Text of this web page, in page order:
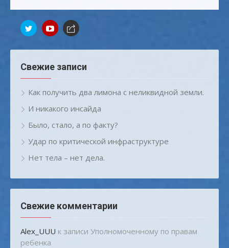
Свежие записи
Как получить два лимона с неликвидной земли.
И никакого инсайда
Было, стало, а по факту?
Удар по критической инфраструктуре
Нет тела – нет дела.
Свежие комментарии
Alex_UUU к записи Уполномоченному по правам
ребенка